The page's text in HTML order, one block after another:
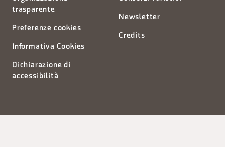
trasparente
Preferenze cookies
Informativa Cookies
Dichiarazione di
accessibilità
Newsletter
Credits